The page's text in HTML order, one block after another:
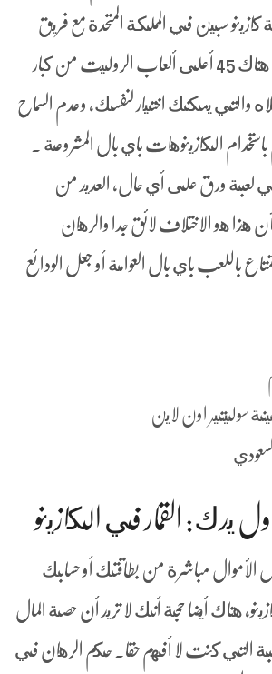
كازينو سبين في المملكة المتحدة مع فريق
خدمة عملاء المواقع. هناك 45 أعلى ألعاب الروليت من كبار
والتي يمكنك اختيار لنفسك، وعدم السماح
الكازينوهات باي بال المشروعة .
لعبة ورق على أي حال, العديد من
هذا هو الاختلاف لائق جدا والرهان
باللعب باي بال العوامة أو جعل الودائع
سوليتير اون لاين
يدك: القمار في الكازينو
الأموال مباشرة من بطاقتك أو حسابك
هناك أيضا حجة أنك لا تريد أن حصة المال
التي كنت لا أفهم حقا. حكم الرهان في